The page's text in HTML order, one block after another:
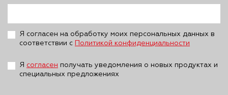
Я согласен на обработку моих персональных данных в
соответствии с
Политикой конфиденциальности
Я согласен получать уведомления о новых продуктах и
специальных предложениях